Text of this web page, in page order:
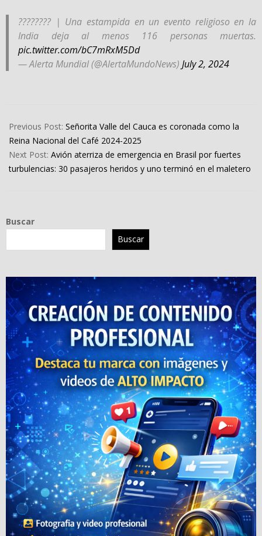
???????? | Una estampida en un evento religioso en la
India deja al menos 116 personas muertas.
pic.twitter.com/bC7mRxM5Dd
— Alerta Mundial (@AlertaMundoNews) July 2, 2024
07-
02
Previous Post: Señorita Valle del Cauca es coronada como la
Reina Nacional del Café 2024-2025
Next Post: Avión aterriza de emergencia en Brasil por fuertes
turbulencias: 30 pasajeros heridos y uno terminó en el maletero
Buscar
Buscar